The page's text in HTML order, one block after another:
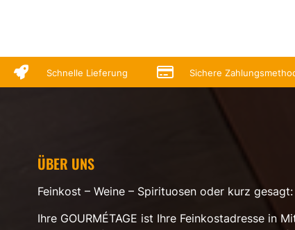
 Schnelle Lieferung  Sichere
ÜBER UNS
Feinkost – Weine – Spirituosen oder kurz gesagt:
Ihre GOURMÉTAGE ist Ihre Feinkostadresse in